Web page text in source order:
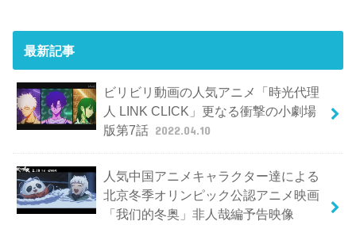
最新記事
ビリビリ動画の人気アニメ「時光代理
人 LINK CLICK」更なる衝撃の小劇場
版第7話 2022.04.10
人気中国アニメキャラクター達による
北京冬季オリンピック公認アニメ映画
「我们的冬奥」非人哉編予告映像